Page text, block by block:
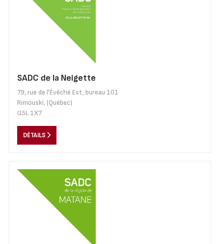
SADC de la Neigette
79, rue de l'Évêché Est, bureau 101
Rimouski, (Québec)
G5L 1X7
DÉTAILS